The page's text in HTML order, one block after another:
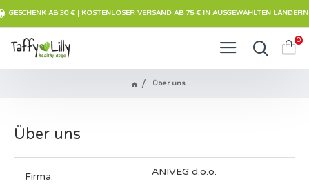
GESCHENK AB 30 € | KOSTENLOSER VERSAND AB 75 € IN AUSGEWÄHLTEN LÄNDERN
0
Über uns
Über uns
Firma: ANIVEG d.o.o.